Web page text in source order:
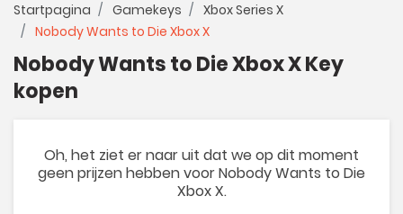
Startpagina Gamekeys
Xbox Series X
Nobody Wants to Die Xbox X
Nobody Wants to Die Xbox X Key
kopen
Oh, het ziet er naar uit dat we op dit moment
geen prijzen hebben voor Nobody Wants to Die
Xbox X.